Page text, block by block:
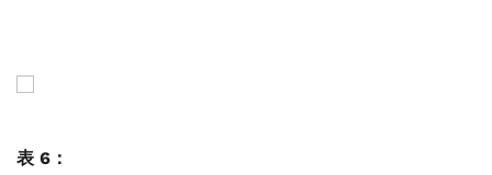
表 6：